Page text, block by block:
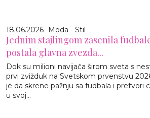
18.06.2026 Moda - Stil
Jednim stajlingom zasenila
postala glavna zvezda...
Dok su milioni navijača širom sveta s
prvi zvižduk na Svetskom prvenstvu
je da skrene pažnju sa fudbala i pretvori
u svoj...